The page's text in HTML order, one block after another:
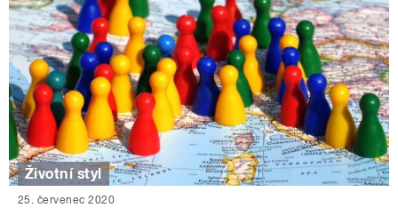
Životní styl
25. červenec 2020